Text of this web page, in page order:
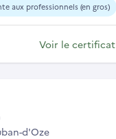
aux professionnels (en gros)
Voir le certificat
d'Oze